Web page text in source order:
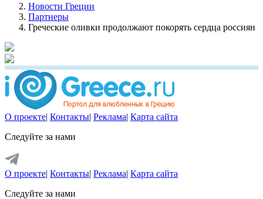
Новости Греции
Партнеры
Греческие оливки продолжают покорять сердца россиян
О проекте| Контакты| Реклама| Карта сайта
Следуйте за нами
О проекте| Контакты| Реклама| Карта сайта
Следуйте за нами